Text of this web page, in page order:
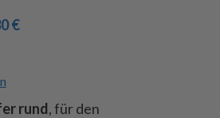
€
rund, für den